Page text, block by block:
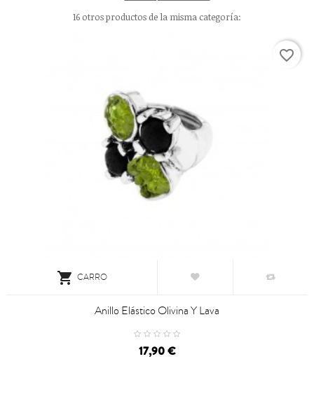
16 otros productos de la misma categoría:
 CARRO
Anillo Elástico Olivina Y Lava
17,90 €
favorite_border